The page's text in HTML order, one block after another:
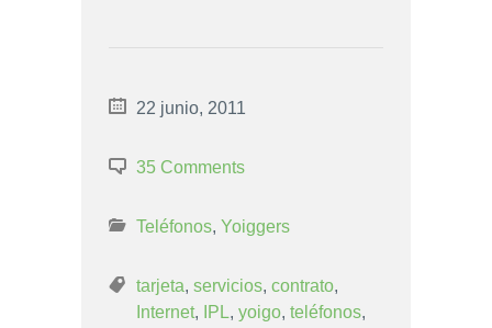
22 junio, 2011
35 Comments
Teléfonos, Yoiggers
tarjeta, servicios, contrato,
Internet, IPL, yoigo, teléfonos,